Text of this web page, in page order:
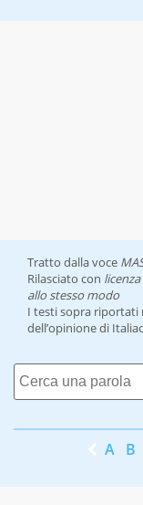
Tratto dalla voce
Rilasciato con
allo stesso modo
I testi sopra riportati
dell’opinione di
A B